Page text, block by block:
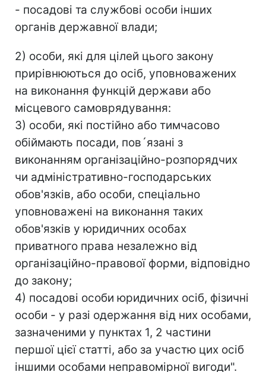
- посадові та службові особи інших
органів державної влади;
2) особи, які для цілей цього закону
прирівнюються до осіб, уповноважених
на виконання функцій держави або
місцевого самоврядування:
3) особи, які постійно або тимчасово
обіймають посади, пов´язані з
виконанням організаційно-розпорядчих
чи адміністративно-господарських
обов'язків, або особи, спеціально
уповноважені на виконання таких
обов'язків у юридичних особах
приватного права незалежно від
організаційно-правової форми, відповідно
до закону;
4) посадові особи юридичних осіб, фізичні
особи - у разі одержання від них особами,
зазначеними у пунктах 1, 2 частини
першої цієї статті, або за участю цих осіб
іншими особами неправомірної вигоди".